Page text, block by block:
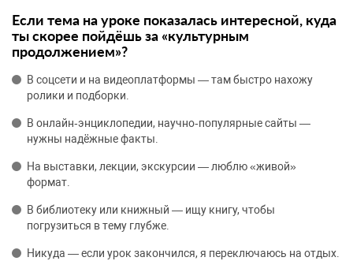
Если тема на уроке показалась интересной, куда
ты скорее пойдёшь за «культурным
продолжением»?
В соцсети и на видеоплатформы — там быстро нахожу
ролики и подборки.
В онлайн‑энциклопедии, научно‑популярные сайты —
нужны надёжные факты.
На выставки, лекции, экскурсии — люблю «живой»
формат.
В библиотеку или книжный — ищу книгу, чтобы
погрузиться в тему глубже.
Никуда — если урок закончился, я переключаюсь на отдых.